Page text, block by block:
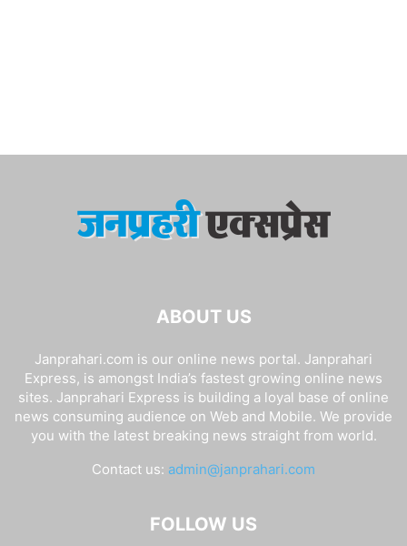
ABOUT US
Janprahari.com is our online news portal. Janprahari
Express, is amongst India’s fastest growing online news
sites. Janprahari Express is building a loyal base of online
news consuming audience on Web and Mobile. We provide
you with the latest breaking news straight from world.
Contact us: admin@janprahari.com
FOLLOW US